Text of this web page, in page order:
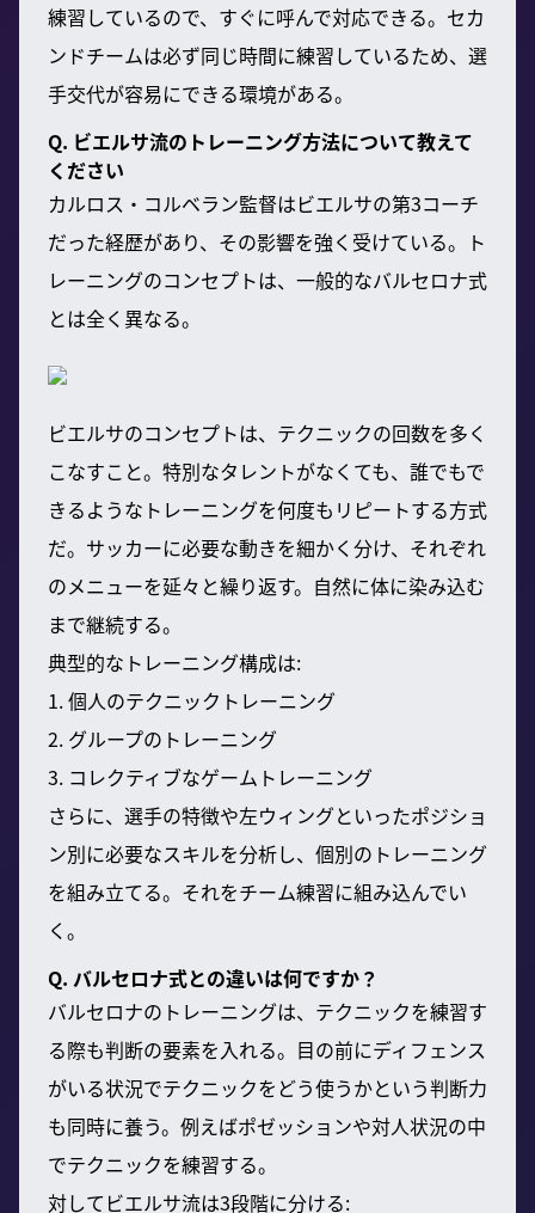
練習しているので、すぐに呼んで対応できる。セカ
ンドチームは必ず同じ時間に練習しているため、選
手交代が容易にできる環境がある。
Q. ビエルサ流のトレーニング方法について教えて
ください
カルロス・コルベラン監督はビエルサの第3コーチ
だった経歴があり、その影響を強く受けている。ト
レーニングのコンセプトは、一般的なバルセロナ式
とは全く異なる。
ビエルサのコンセプトは、テクニックの回数を多く
こなすこと。特別なタレントがなくても、誰でもで
きるようなトレーニングを何度もリピートする方式
だ。サッカーに必要な動きを細かく分け、それぞれ
のメニューを延々と繰り返す。自然に体に染み込む
まで継続する。
典型的なトレーニング構成は:
1. 個人のテクニックトレーニング
2. グループのトレーニング
3. コレクティブなゲームトレーニング
さらに、選手の特徴や左ウィングといったポジショ
ン別に必要なスキルを分析し、個別のトレーニング
を組み立てる。それをチーム練習に組み込んでい
く。
Q. バルセロナ式との違いは何ですか？
バルセロナのトレーニングは、テクニックを練習す
る際も判断の要素を入れる。目の前にディフェンス
がいる状況でテクニックをどう使うかという判断力
も同時に養う。例えばポゼッションや対人状況の中
でテクニックを練習する。
対してビエルサ流は3段階に分ける: